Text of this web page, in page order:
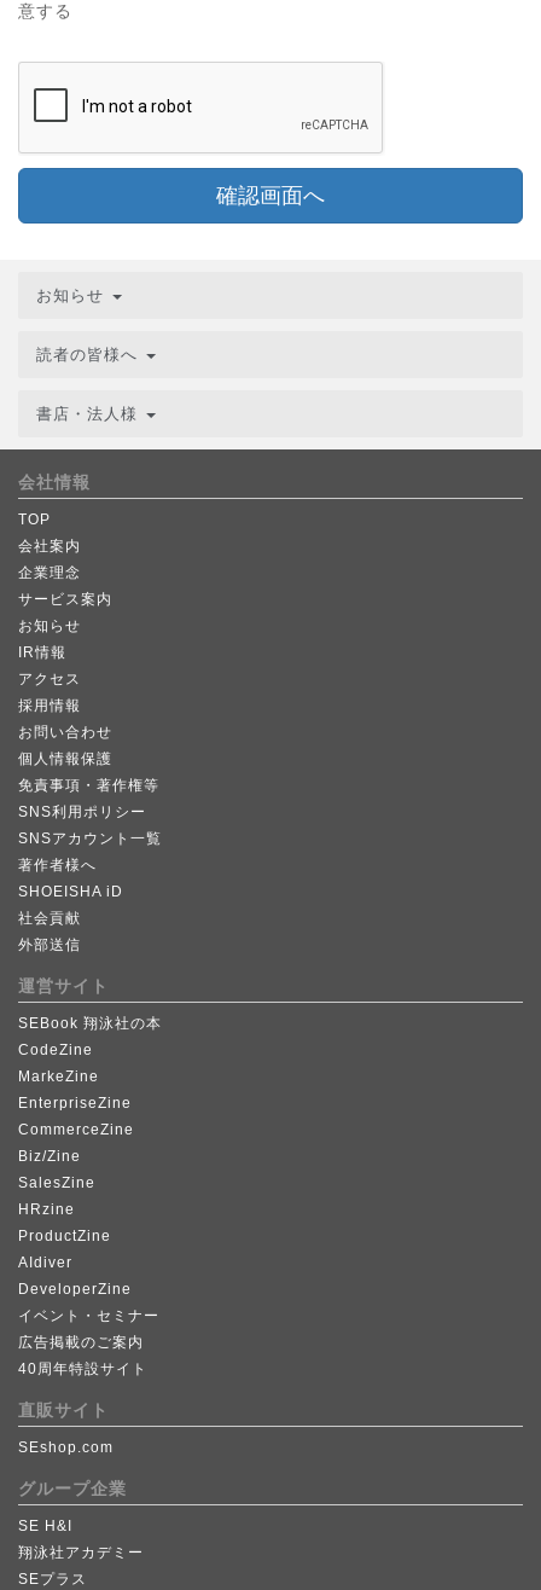
意する
確認画面へ
お知らせ
読者の皆様へ
書店・法人様
会社情報
TOP
会社案内
企業理念
サービス案内
お知らせ
IR情報
アクセス
採用情報
お問い合わせ
個人情報保護
免責事項・著作権等
SNS利用ポリシー
SNSアカウント一覧
著作者様へ
SHOEISHA iD
社会貢献
外部送信
運営サイト
SEBook 翔泳社の本
CodeZine
MarkeZine
EnterpriseZine
CommerceZine
Biz/Zine
SalesZine
HRzine
ProductZine
AIdiver
DeveloperZine
イベント・セミナー
広告掲載のご案内
40周年特設サイト
直販サイト
SEshop.com
グループ企業
SE H&I
翔泳社アカデミー
SEプラス